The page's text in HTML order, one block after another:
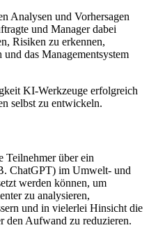
Analysen und Vorhersagen
und Manager dabei
Risiken zu erkennen,
das Managementsystem
KI-Werkzeuge erfolgreich
selbst zu entwickeln.
Teilnehmer über ein
ChatGPT) im Umwelt- und
werden können, um
zu analysieren,
und in vielerlei Hinsicht die
den Aufwand zu reduzieren.